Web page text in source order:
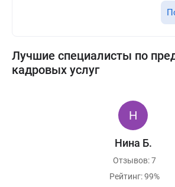
Лучшие специалисты по
кадровых услуг
Нина Б.
Отзывов: 7
Рейтинг: 99%